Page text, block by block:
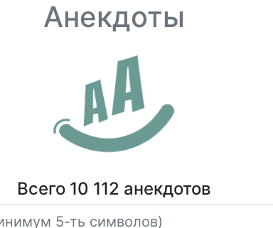
Анекдоты
Всего 10 112 анекдотов